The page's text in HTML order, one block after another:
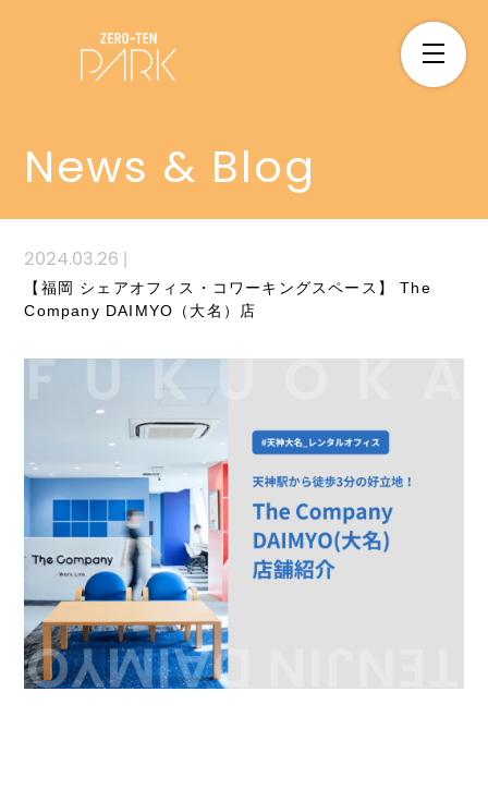
News & Blog
2024.03.26 |
【福岡 シェアオフィス・コワーキングスペース】 The
Company DAIMYO（大名）店